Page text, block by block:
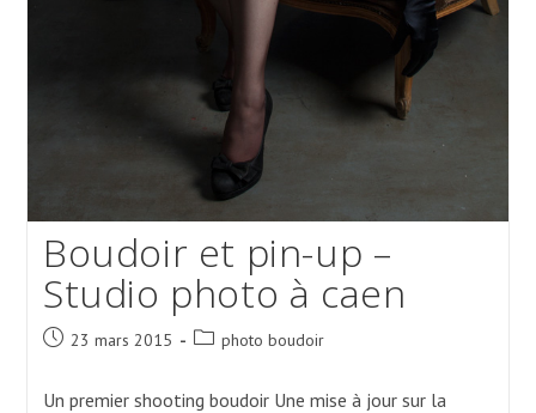
Boudoir et pin-up –
Studio photo à caen
Post 23 mars 2015
Postphoto boudoir
Un premier shooting boudoir Une mise à jour sur la